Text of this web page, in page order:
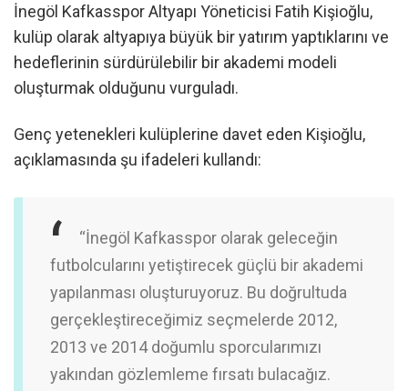
İnegöl Kafkasspor Altyapı Yöneticisi Fatih Kişioğlu,
kulüp olarak altyapıya büyük bir yatırım yaptıklarını ve
hedeflerinin sürdürülebilir bir akademi modeli
oluşturmak olduğunu vurguladı.
Genç yetenekleri kulüplerine davet eden Kişioğlu,
açıklamasında şu ifadeleri kullandı:
“İnegöl Kafkasspor olarak geleceğin
futbolcularını yetiştirecek güçlü bir akademi
yapılanması oluşturuyoruz. Bu doğrultuda
gerçekleştireceğimiz seçmelerde 2012,
2013 ve 2014 doğumlu sporcularımızı
yakından gözlemleme fırsatı bulacağız.